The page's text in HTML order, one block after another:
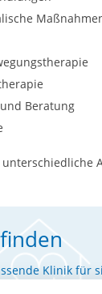
Beratung
Klinik für